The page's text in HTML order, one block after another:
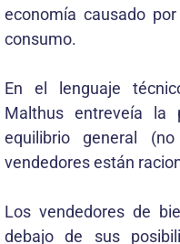
economía causado
consumo.
En el lenguaje
Malthus entreveía la
equilibrio general
vendedores están
Los vendedores de
debajo de sus